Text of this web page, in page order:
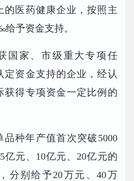
的医药健康企业，按照主
予资金支持。
国家、市级重大专项任
定资金支持的企业，经认
获得专项资金一定比例的
品种年产值首次突破5000
亿元、10亿元、20亿元的
分别给予20万元、40万